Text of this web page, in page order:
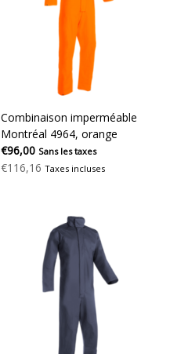
Combinaison imperméable
Montréal 4964, orange
€96,00 Sans les taxes
€116,16 Taxes incluses